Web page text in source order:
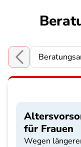
Choose a section
für Frauen
Wegen